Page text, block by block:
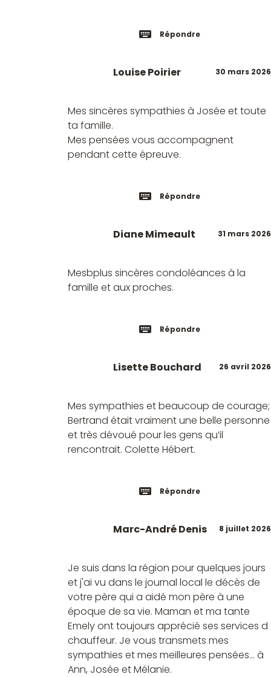
Répondre
30 mars 2026
Louise Poirier
Mes sincères sympathies à Josée et toute
ta famille.
Mes pensées vous accompagnent
pendant cette épreuve.
Répondre
31 mars 2026
Diane Mimeault
Mesbplus sincères condoléances à la
famille et aux proches.
Répondre
26 avril 2026
Lisette Bouchard
Mes sympathies et beaucoup de courage;
Bertrand était vraiment une belle personne
et très dévoué pour les gens qu’il
rencontrait. Colette Hébert.
Répondre
8 juillet 2026
Marc-André Denis
Je suis dans la région pour quelques jours
et j'ai vu dans le journal local le décès de
votre père qui a aidé mon père à une
époque de sa vie. Maman et ma tante
Emely ont toujours apprécié ses services d
chauffeur. Je vous transmets mes
sympathies et mes meilleures pensées... à
Ann, Josée et Mélanie.